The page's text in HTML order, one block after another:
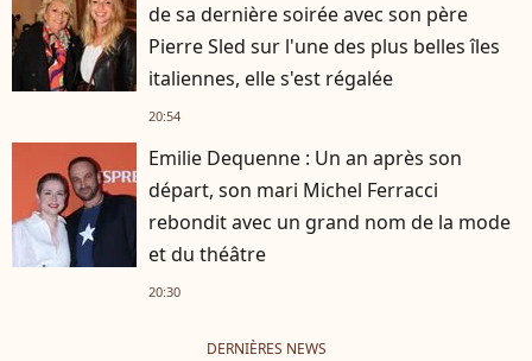
de sa dernière soirée avec son père
Pierre Sled sur l'une des plus belles îles
italiennes, elle s'est régalée
20:54
Emilie Dequenne : Un an après son
départ, son mari Michel Ferracci
rebondit avec un grand nom de la mode
et du théâtre
20:30
DERNIÈRES NEWS